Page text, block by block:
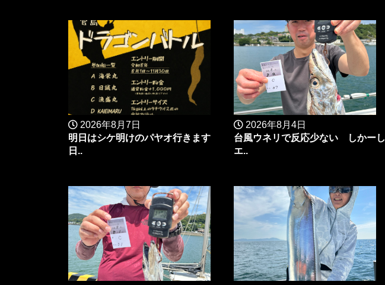
2026年8月7日
明日はシケ明けのパヤオ行きます
日..
2026年8月4日
台風ウネリで反応少ない しかーし
エ..